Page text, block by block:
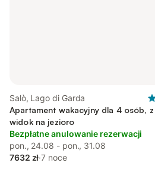
Salò, Lago di Garda
Apartament wakacyjny dla 4 osób, z
widok na jezioro
Bezpłatne anulowanie rezerwacji
pon., 24.08 - pon., 31.08
7632 zł·7 noce